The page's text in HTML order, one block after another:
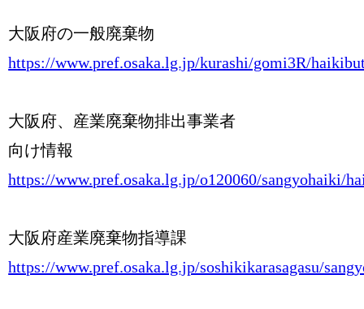
大阪府の一般廃棄物
https://www.pref.osaka.lg.jp/kurashi/gomi3R/
大阪府、産業廃棄物排出事業者
向け情報
https://www.pref.osaka.lg.jp/o120060/sangyohaiki/
大阪府産業廃棄物指導課
https://www.pref.osaka.lg.jp/soshikikarasagasu/